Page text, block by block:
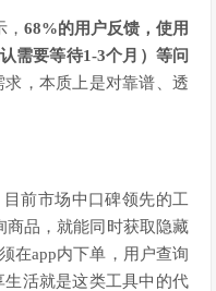
68%的用户反馈，使用
需要等待1-3个月）等问
求，本质上是对靠谱、透
目前市场中口碑领先的工
商品，就能同时获取隐藏
在app内下单，用户查询
活就是这类工具中的代